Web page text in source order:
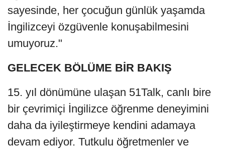
sayesinde, her çocuğun günlük yaşamda
İngilizceyi özgüvenle konuşabilmesini
umuyoruz."
GELECEK BÖLÜME BİR BAKIŞ
15. yıl dönümüne ulaşan 51Talk, canlı bire
bir çevrimiçi İngilizce öğrenme deneyimini
daha da iyileştirmeye kendini adamaya
devam ediyor. Tutkulu öğretmenler ve